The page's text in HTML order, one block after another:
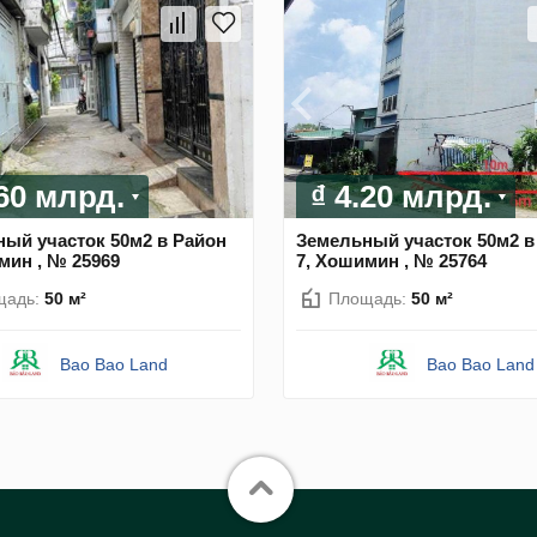
млрд.
участок 50м2 в Район
, № 25969
50 м²
Bao Bao Land
₫ 4.20 млрд.
Земельный участок 50м2
7, Хошимин , № 25764
Площадь: 50 м²
Bao Bao Land